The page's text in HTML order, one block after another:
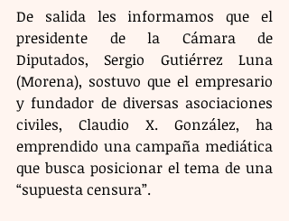
De salida les informamos que el
presidente de la Cámara de
Diputados, Sergio Gutiérrez Luna
(Morena), sostuvo que el empresario
y fundador de diversas asociaciones
civiles, Claudio X. González, ha
emprendido una campaña mediática
que busca posicionar el tema de una
“supuesta censura”.